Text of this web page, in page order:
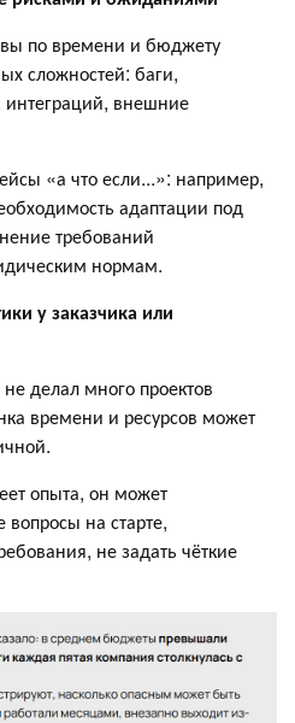
по времени и бюджету
сложностей: баги,
внешние
«а что если...»: например,
адаптации под
требований
нормам.
у заказчика или
делал много проектов
времени и ресурсов может
опыта, он может
на старте,
не задать чёткие